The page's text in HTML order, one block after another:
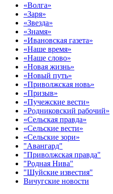
«Волга»
«Заря»
«Звезда»
«Знамя»
«Ивановская газета»
«Наше время»
«Наше слово»
«Новая жизнь»
«Новый путь»
«Приволжская новь»
«Призыв»
«Пучежские вести»
«Родниковский рабочий»
«Сельская правда»
«Сельские вести»
«Сельские зори»
"Авангард"
"Приволжская правда"
"Родная Нива"
"Шуйские известия"
Вичугские новости